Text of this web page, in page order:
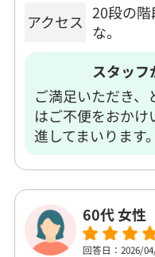
アクセス 20段の
な。
スタッフ
ご満足いただき、
はご不便をおか
進してまいります。
60代 女性
回答日：2026/